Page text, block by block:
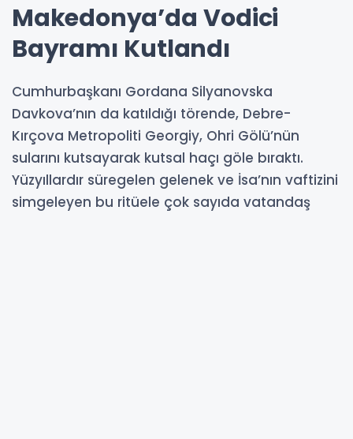
Makedonya’da Vodici
Bayramı Kutlandı
Cumhurbaşkanı Gordana Silyanovska
Davkova’nın da katıldığı törende, Debre-
Kırçova Metropoliti Georgiy, Ohri Gölü’nün
sularını kutsayarak kutsal haçı göle bıraktı.
Yüzyıllardır süregelen gelenek ve İsa’nın vaftizini
simgeleyen bu ritüele çok sayıda vatandaş